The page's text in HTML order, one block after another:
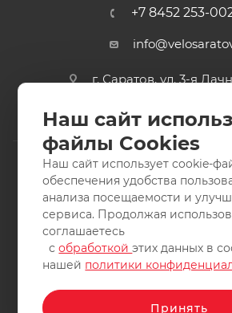
+7 8452 253-
г. Саратов, ул. 3-я
2011-2026 © интернет-магазин
ВелоСаратов. Не является публичной
защищены. Заимствование
запрещено.
Наш сайт
файлы Cookies
Наш сайт использует cookie-
обеспечения удобства
анализа посещаемости и
сервиса. Продолжая
соглашаетесь
собработкойэтих данных в
нашей политики
Принять